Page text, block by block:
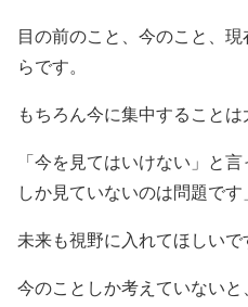
目の前のこと、今のこと、
らです。
もちろん今に集中することは
「今を見てはいけない」と
しか見ていないのは問題です
未来も視野に入れてほしいで
今のことしか考えていない